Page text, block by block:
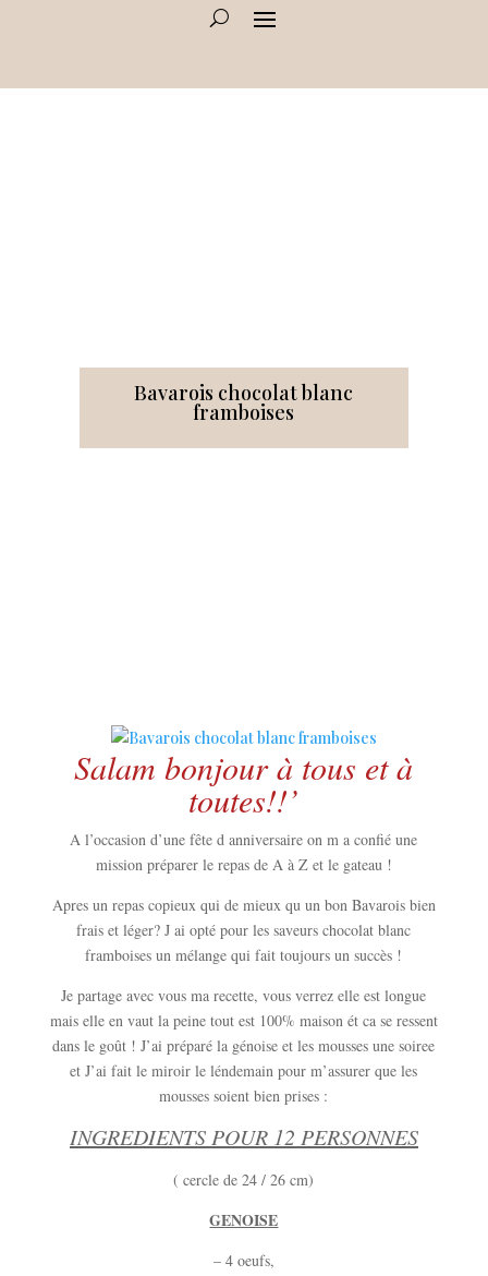
Bavarois chocolat blanc
framboises
Salam bonjour à tous et à
toutes!!’
A l’occasion d’une fête d anniversaire on m a confié une
mission préparer le repas de A à Z et le gateau !
Apres un repas copieux qui de mieux qu un bon Bavarois bien
frais et léger? J ai opté pour les saveurs chocolat blanc
framboises un mélange qui fait toujours un succès !
Je partage avec vous ma recette, vous verrez elle est longue
mais elle en vaut la peine tout est 100% maison ét ca se ressent
dans le goût ! J’ai préparé la génoise et les mousses une soiree
et J’ai fait le miroir le léndemain pour m’assurer que les
mousses soient bien prises :
INGREDIENTS POUR 12 PERSONNES
( cercle de 24 / 26 cm)
GENOISE
– 4 oeufs,